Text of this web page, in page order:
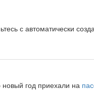
с автоматически
новый год приехали на